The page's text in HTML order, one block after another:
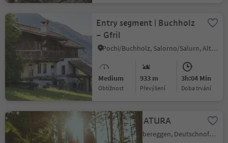
Entry segment | Buchholz
– Gfril
Pochi/Buchholz, Salorno/Salurn, Alto Adige Wine Road
Medium
Obtížnost
933 m
Převýšení
3h:04 Min
doba trvání
LATEMAR.NATURA
Obereggen/Obereggen, Deutschnofen/Nova Ponente, Dolomites Region Eggental